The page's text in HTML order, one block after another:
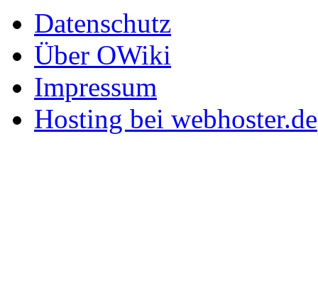
Datenschutz
Über OWiki
Impressum
Hosting bei webhoster.de